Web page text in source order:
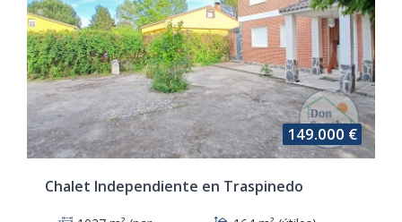
149.000 €
Chalet Independiente en Traspinedo